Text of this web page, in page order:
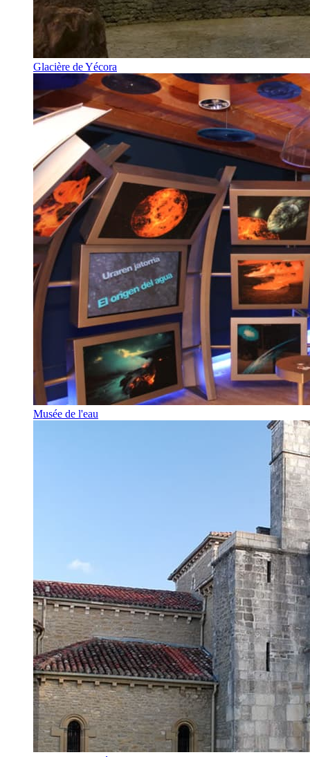
Glacière de Yécora
Musée de l'eau